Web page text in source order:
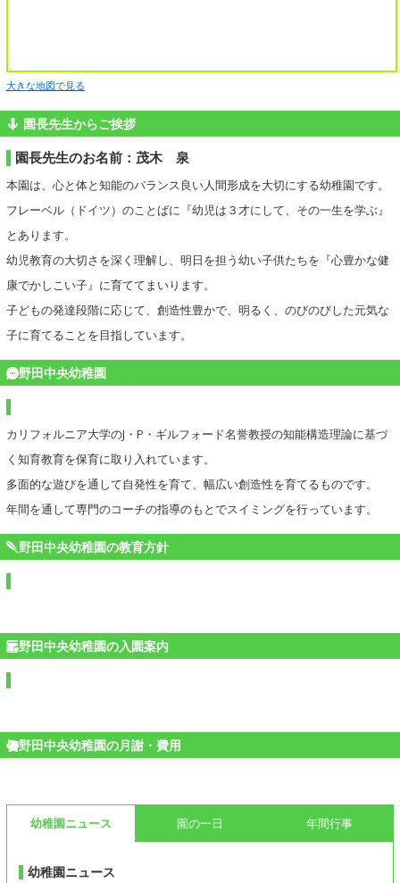
大きな地図で見る
園長先生からご挨拶
園長先生のお名前：茂木 泉
本園は、心と体と知能のバランス良い人間形成を大切にする幼稚園です。
フレーベル（ドイツ）のことばに『幼児は３才にして、その一生を学ぶ』
とあります。
幼児教育の大切さを深く理解し、明日を担う幼い子供たちを『心豊かな健
康でかしこい子』に育ててまいります。
子どもの発達段階に応じて、創造性豊かで、明るく、のびのびした元気な
子に育てることを目指しています。
野田中央幼稚園
カリフォルニア大学のJ・P・ギルフォード名誉教授の知能構造理論に基づ
く知育教育を保育に取り入れています。
多面的な遊びを通して自発性を育て、幅広い創造性を育てるものです。
年間を通して専門のコーチの指導のもとでスイミングを行っています。
野田中央幼稚園の教育方針
野田中央幼稚園の入園案内
野田中央幼稚園の月謝・費用
幼稚園ニュース 園の一日 年間行事
幼稚園ニュース